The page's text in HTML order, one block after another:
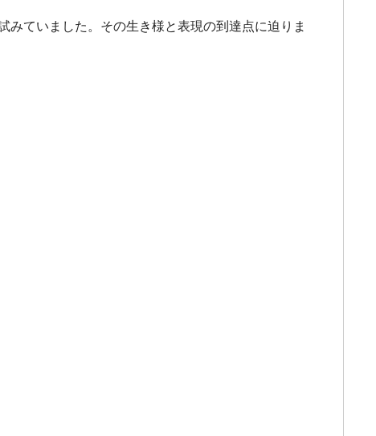
ていました。その生き様と表現の到達点に迫りま